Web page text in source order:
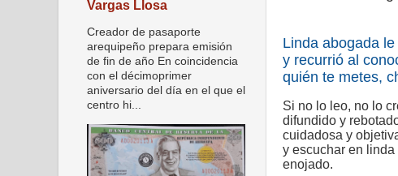
Linda abogada
y recurrió al
quién te metes,
Si no lo leo, no lo
difundido y
cuidadosa y
y escuchar en
enojado.
Vargas Llosa
Creador de pasaporte
arequipeño prepara emisión
de fin de año En coincidencia
con el décimoprimer
aniversario del día en el que el
centro hi...